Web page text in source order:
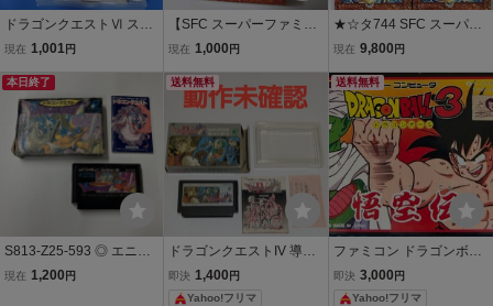
ドラゴンクエストⅥ スー
パーファミコンソフト
ク品）□■□
現在 1,001円
【SFC スーパーファミコ
ン ソフト】ドラゴンクエ
マップ付 動作確認済 / エ
ニックス
現在 1,000 円
★☆タ744 SFC スーパー
ファミコン ソフト 箱・説
T Ⅵ ドラゴンクエスト6
幻の大地 まとめ売り 10本
セット☆★
現在 9,800 円
本日終了
S813-Z25-593 ◎ エニッ
クス FC ドラゴンクエス
現在 1,200 円
送料無料
ドラゴンクエストIV 導か
れし者たち 箱・説明書付
き ファミコン fc
即決 1,400 円
Yahoo!フリマ
送料無料
ファミコン ドラゴンボー
ル3 悟空伝 箱・説明書付
き バンダイ
即決 3,000 円
Yahoo!フリマ